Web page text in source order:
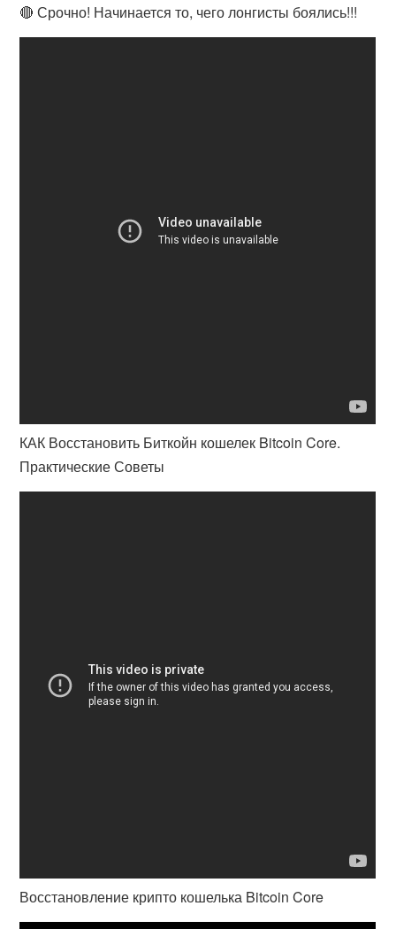
🔴 Срочно! Начинается то, чего лонгисты боялись!!!
КАК Восстановить Биткойн кошелек Bitcoin Core.
Практические Советы
Восстановление крипто кошелька Bitcoin Core